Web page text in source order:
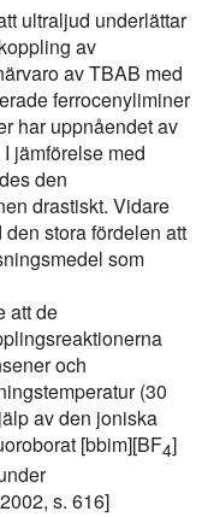
ultraljud underlättar
av
av TBAB med
ferrocenyliminer
har uppnåendet av
jämförelse med
den
drastiskt. Vidare
stora fördelen att
som
att de
och
(30
av den joniska
[bbim][BF4]
s. 616]